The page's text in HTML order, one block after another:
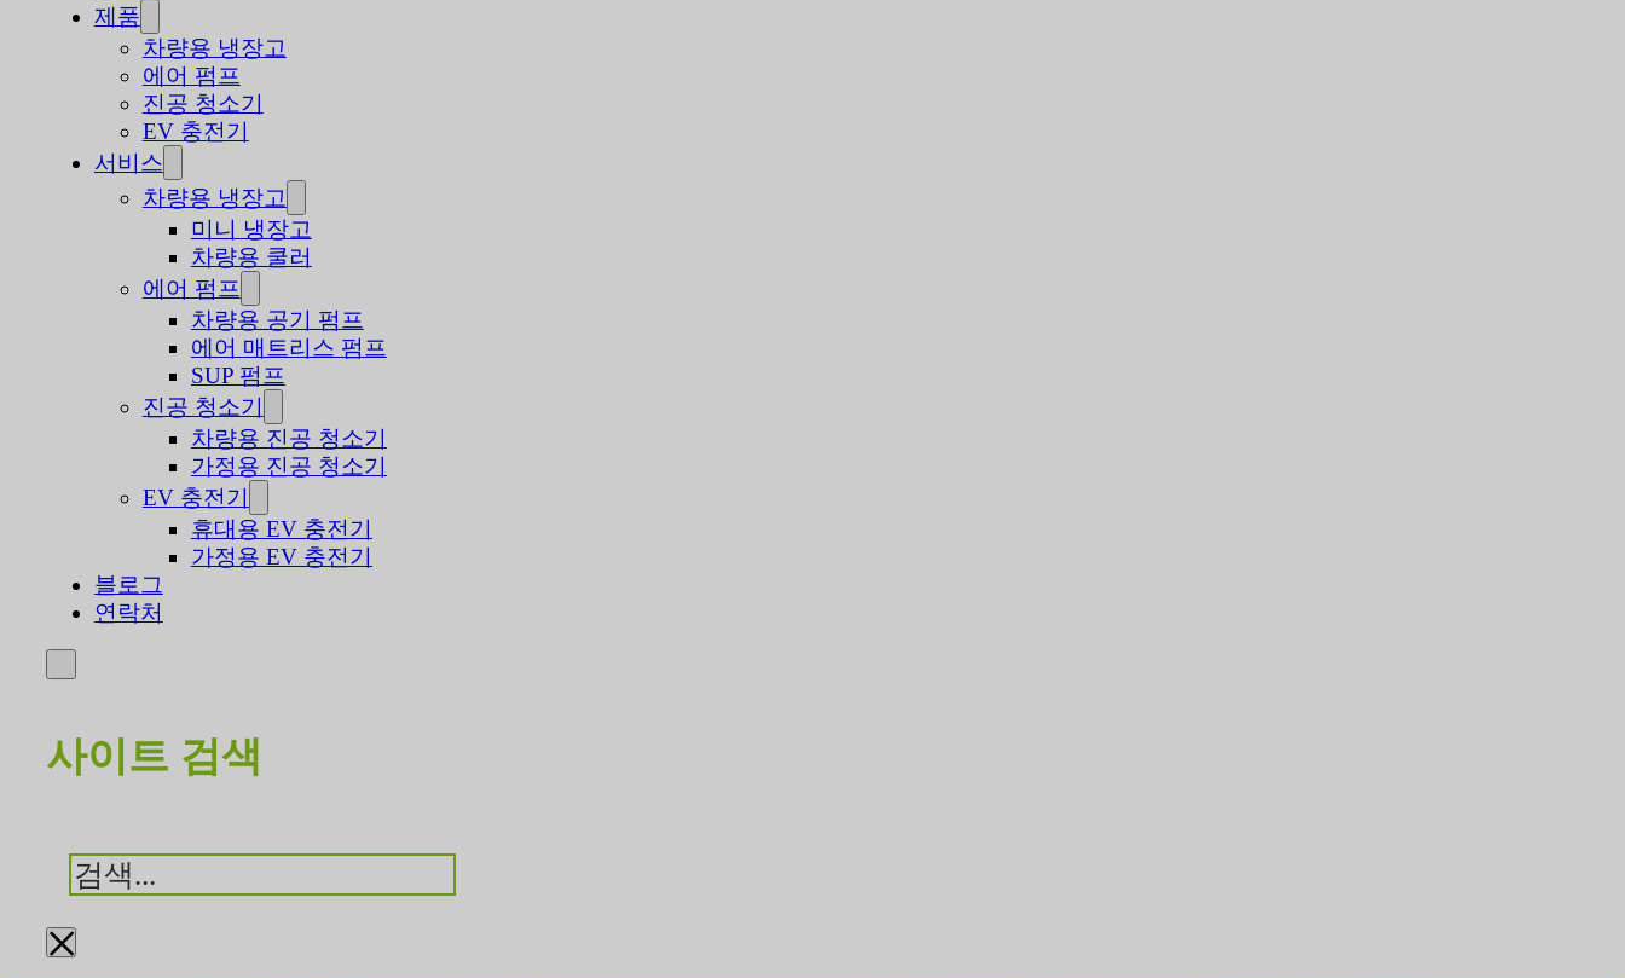
제품
차량용 냉장고
에어 펌프
진공 청소기
EV 충전기
서비스
차량용 냉장고
미니 냉장고
차량용 쿨러
에어 펌프
차량용 공기 펌프
에어 매트리스 펌프
SUP 펌프
진공 청소기
차량용 진공 청소기
가정용 진공 청소기
EV 충전기
휴대용 EV 충전기
가정용 EV 충전기
블로그
연락처
사이트 검색
검
색
×